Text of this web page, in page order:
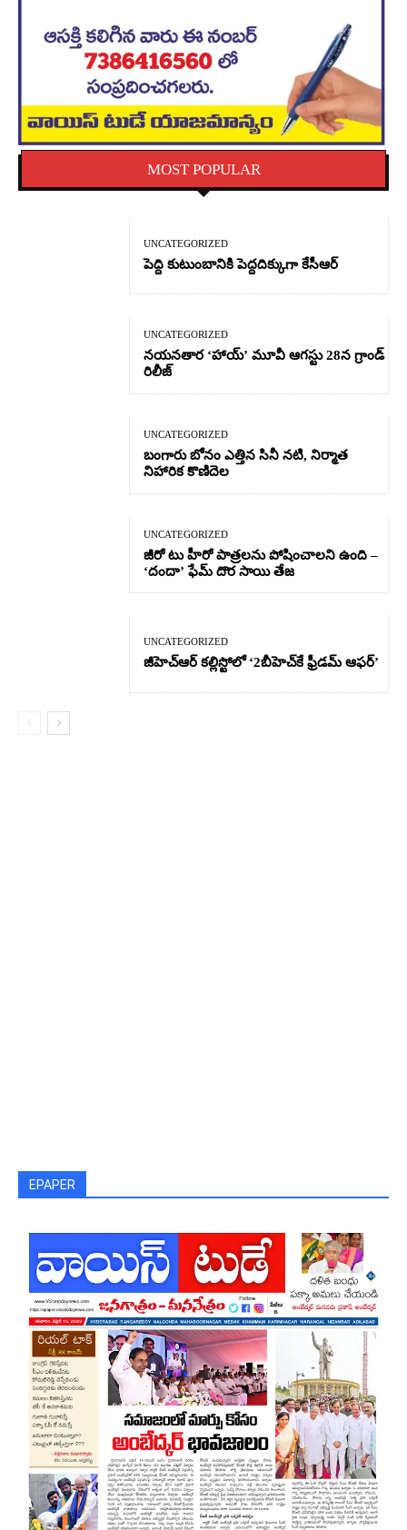
MOST POPULAR
UNCATEGORIZED
పెద్ది కుటుంబానికి పెద్దదిక్కుగా కేసీఆర్
UNCATEGORIZED
నయనతార ‘హాయ్’ మూవీ ఆగస్టు 28న గ్రాండ్
రిలీజ్
UNCATEGORIZED
బంగారు బోనం ఎత్తిన సినీ నటి, నిర్మాత
నిహారిక కొణిదెల
UNCATEGORIZED
జీరో టు హీరో పాత్రలను పోషించాలని ఉంది –
‘దందా’ ఫేమ్ దొర సాయి తేజ
UNCATEGORIZED
జీహెచ్ఆర్‌ కల్లిస్టోలో ‘2బీహెచ్‌కే ఫ్రీడమ్ ఆఫర్’
EPAPER